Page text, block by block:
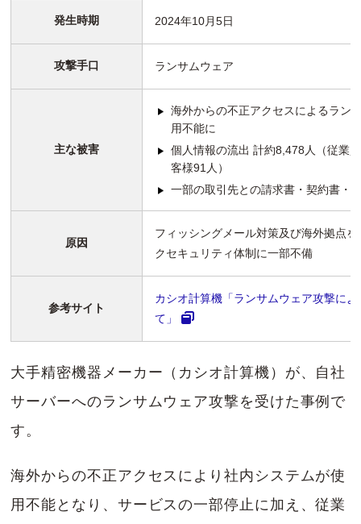
発生時期 2024年10月5日
攻撃手口 ランサムウェア
主な被害
海外からの不正アクセスによるラン
用不能に
個人情報の流出 計約8,478人（従業
客様91人）
一部の取引先との請求書・契約書・
原因
フィッシングメール対策及び海外拠点
クセキュリティ体制に一部不備
参考サイト
カシオ計算機「ランサムウェア攻撃に
て」
大手精密機器メーカー（カシオ計算機）が、自社
サーバーへのランサムウェア攻撃を受けた事例で
す。
海外からの不正アクセスにより社内システムが使
用不能となり、サービスの一部停止に加え、従業